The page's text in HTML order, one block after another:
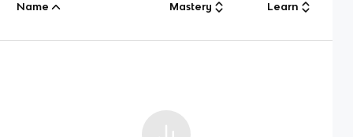
Name Mastery Learn